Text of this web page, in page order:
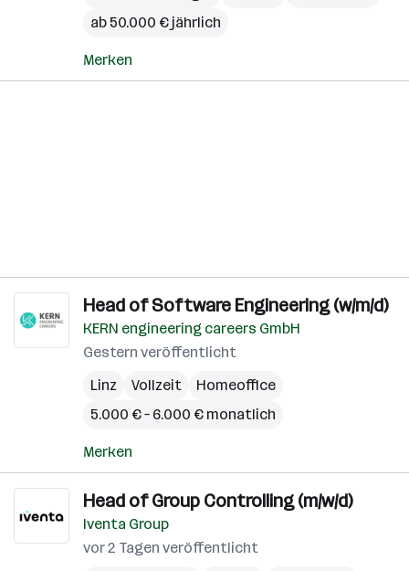
ab 50.000 € jährlich
Merken
Head of Software Engineering (w/m/d)
KERN engineering careers GmbH
Gestern veröffentlicht
Linz
Vollzeit
Homeoffice
5.000 € – 6.000 € monatlich
Merken
Head of Group Controlling (m/w/d)
Iventa Group
vor 2 Tagen veröffentlicht